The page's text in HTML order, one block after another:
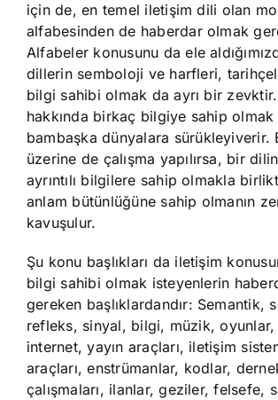
için de, en temel iletişim dili olan
alfabesinden de haberdar olmak
Alfabeler konusunu da ele
dillerin semboloji ve harfleri,
bilgi sahibi olmak da ayrı bir
hakkında birkaç bilgiye sahip olmak
bambaşka dünyalara sürükleyiverir.
üzerine de çalışma yapılırsa, bir
ayrıntılı bilgilere sahip olmakla
anlam bütünlüğüne sahip olmanın
kavuşulur.
Şu konu başlıkları da iletişim
bilgi sahibi olmak isteyenlerin
gereken başlıklardandır: Semantik,
refleks, sinyal, bilgi, müzik, oyunlar,
internet, yayın araçları, iletişim
araçları, enstrümanlar, kodlar,
çalışmaları, ilanlar, geziler, felsefe,